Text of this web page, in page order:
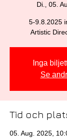
Di., 05.
5-9.8.2025
Artistic
Inga
Se
Tid och
05. Aug. 2025,